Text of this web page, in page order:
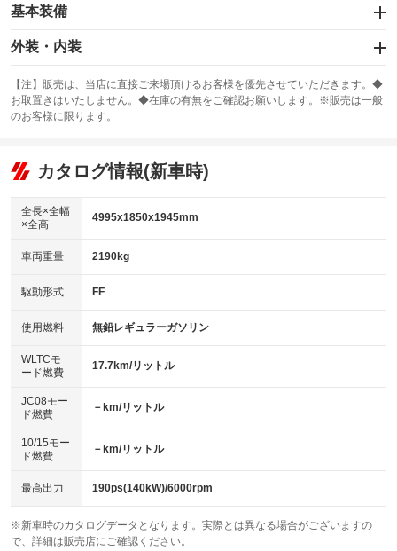
基本装備
エアバッグ：運転席/助手席/サイド
：装備あり
：装備あり
サンルーフ
：装備あり ABS
リフトアップ
：装備なし
：装備なし
パワーウィンドウ
アイドリングストップ
：装備あり
USB入力端子
：装備あり
100V電源
：装備あり
センターデフロック
：装備なし
電動格納ミラー
：装備あり
外装・内装
カーナビ：メモリーナビ他
：装備あり
TV：フルセグ
：装備あり
ビジュアル
：装備なし
：装備あり
革シート
キーレス
HID(キセノンライト)
：装備なし
バックカメラ
：装備あり
エアロ
：装備なし
：装備なし
パワーシート
ベンチシート
：装備なし
チップアップシート
：装備なし
：装備なし ：装備あり
ウォークスルー
【注】販売は、当店に直接ご来場頂けるお客様を優先させていただきます。◆
お取置きはいたしません。◆在庫の有無をご確認お願いします。※販売は一般
のお客様に限ります。
カタログ情報(新車時)
全長×全幅
×全高
4995x1850x1945mm
車両重量 2190kg
駆動形式 FF
使用燃料 無鉛レギュラーガソリン
WLTCモ
ード燃費
17.7km/リットル
JC08モー
ド燃費
－km/リットル
10/15モー
ド燃費
－km/リットル
最高出力 190ps(140kW)/6000rpm
※新車時のカタログデータとなります。実際とは異なる場合がございますの
で、詳細は販売店にご確認ください。